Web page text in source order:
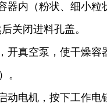
器内（粉状、细小粒
关闭进料孔盖。
开真空泵，使干燥容
。
动电机，按下工作电